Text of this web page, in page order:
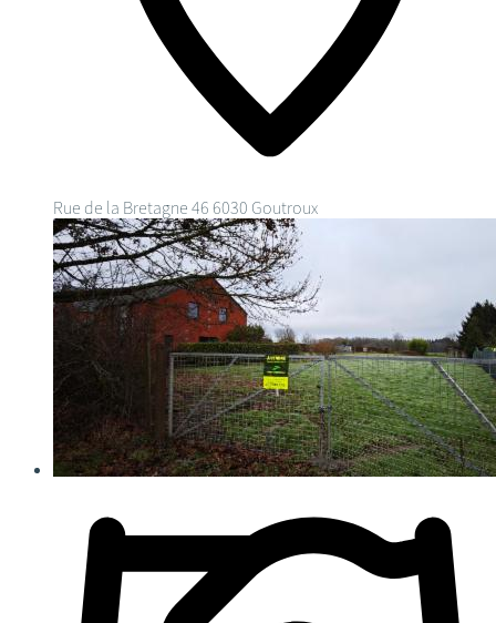
Rue de la Bretagne 46 6030 Goutroux